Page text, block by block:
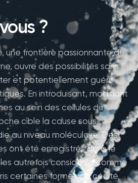
?
une frontière passionnante de
ouvre des possibilités sans
et potentiellement guérir
En introduisant, modifiant
au sein des cellules du
cible la cause sous-
au niveau moléculaire. Des
ont été enregistrés dans le
autrefois considérés comme
certaines formes de cécité,